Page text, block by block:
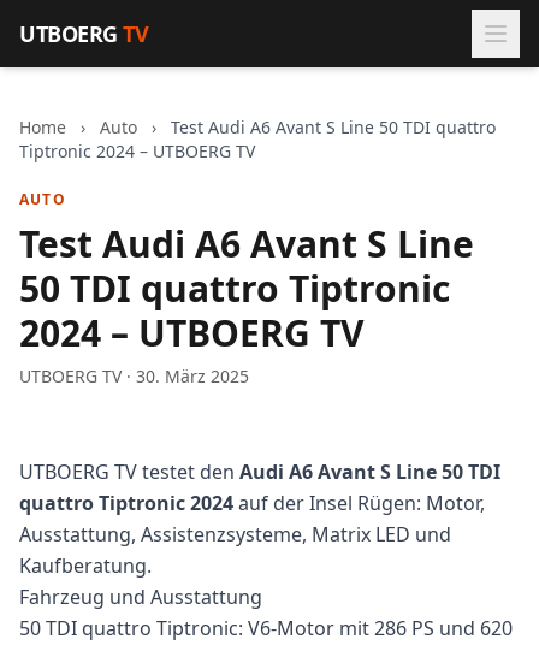
UTBOERGTV
Home › Auto ›
Test Audi A6 Avant S Line 50 TDI quattro
Tiptronic 2024 – UTBOERG TV
AUTO
Test Audi A6 Avant S Line
50 TDI quattro Tiptronic
2024 – UTBOERG TV
UTBOERG TV · 30. März 2025
UTBOERG TV testet den Audi A6 Avant S Line 50 TDI
quattro Tiptronic 2024auf der Insel Rügen: Motor,
Ausstattung, Assistenzsysteme, Matrix LED und
Kaufberatung.
Fahrzeug und Ausstattung
50 TDI quattro Tiptronic: V6-Motor mit 286 PS und 620